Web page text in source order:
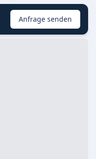
Anfrage senden